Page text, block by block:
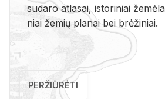
su­da­ro at­la­sai, is­to­ri­niai
niai že­mių pla­nai bei brė­ži­niai.
PERŽIŪRĖTI